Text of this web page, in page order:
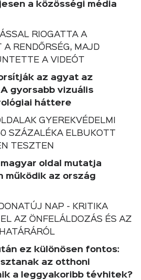
a közösségi média
RIOGATTA A
A RENDŐRSÉG, MAJD
A VIDEÓT
az agyat az
gyorsabb vizuális
háttere
GYEREKVÉDELMI
SZÁZALÉKA ELBUKOTT
TESZTEN
magyar oldal mutatja
működik az ország
NAP - KRITIKA
AZ ÖNFELÁLDOZÁS ÉS AZ
ez különösen fontos:
az otthoni
a leggyakoribb tévhitek?